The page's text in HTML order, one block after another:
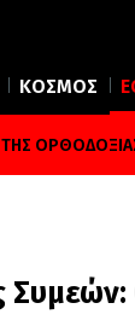
ΚΟΣΜΟΣ